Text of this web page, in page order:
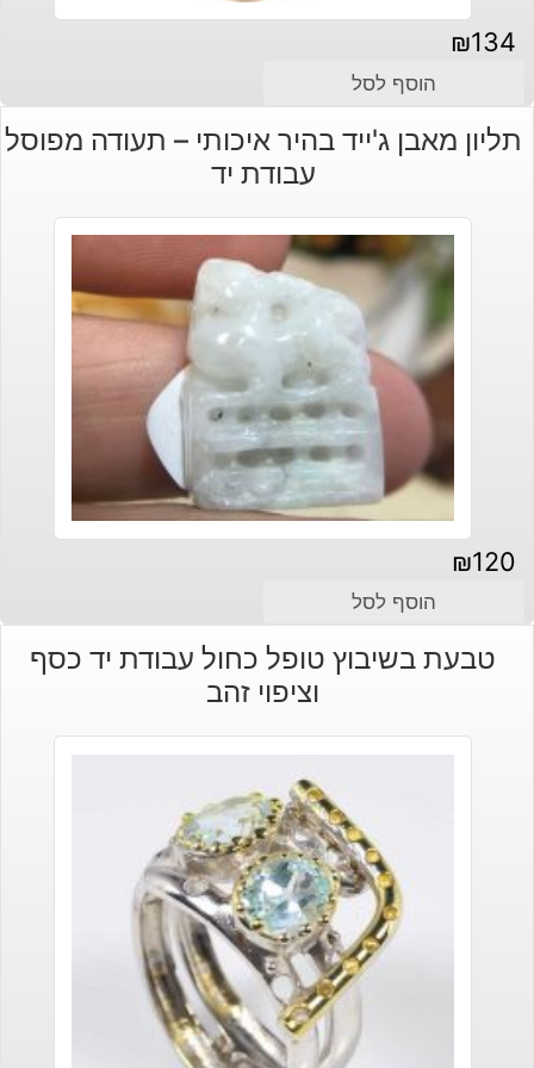
₪134
הוסף לסל
תליון מאבן ג'ייד בהיר איכותי – תעודה מפוסל
עבודת יד
₪120
הוסף לסל
טבעת בשיבוץ טופל כחול עבודת יד כסף
וציפוי זהב